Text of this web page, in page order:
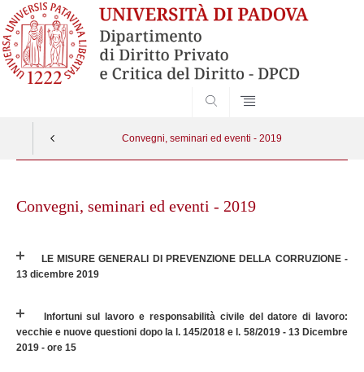
Convegni, seminari ed eventi - 2019
contentConvegni, seminari ed eventi - 2019
LE MISURE GENERALI DI PREVENZIONE DELLA CORRUZIONE -
13 dicembre 2019
Infortuni sul lavoro e responsabilità civile del datore di lavoro:
vecchie e nuove questioni dopo la l. 145/2018 e l. 58/2019 - 13 Dicembre
2019 - ore 15